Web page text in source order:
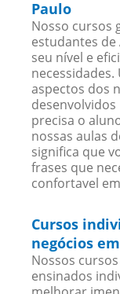
Paulo
Nosso cursos
estudantes
seu nível e
aspectos dos
precisa o
nossas aulas
significa que
frases que
confortavel
Cursos
negócios
Nossos
ensinados